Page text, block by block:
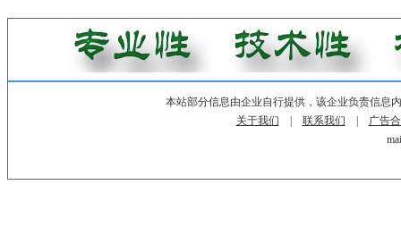
本站部分信息由企业自行提供，该企业负责信息
关于我们
联系我们
广告